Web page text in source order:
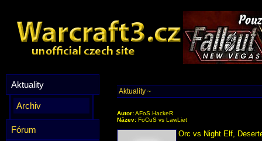
Aktuality
Archiv
Fórum
Aktuality ~
Autor:AFoS.HackeR
Název: FoCuS vs LawLiet
Orc vs Night Elf,